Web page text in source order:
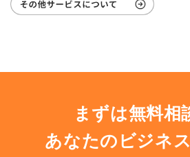
まずは無料相
あなたのビジネ